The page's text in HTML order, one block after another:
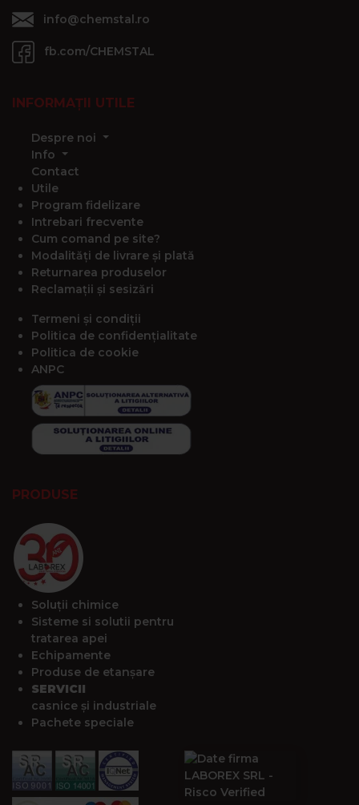
info@chemstal.ro
fb.com/CHEMSTAL
INFORMAȚII UTILE
Despre noi
Info
Contact
Utile
Program fidelizare
Intrebari frecvente
Cum comand pe site?
Modalități de livrare și plată
Returnarea produselor
Reclamații și sesizări
Termeni și condiții
Politica de confidențialitate
Politica de cookie
ANPC
PRODUSE
Soluții chimice
Sisteme si solutii pentru
tratarea apei
Echipamente
Produse de etanșare
SERVICII
casnice și industriale
Pachete speciale